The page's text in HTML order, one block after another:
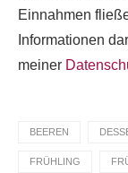
Einnahmen
Informationen
meiner
BEEREN
FRÜHLING